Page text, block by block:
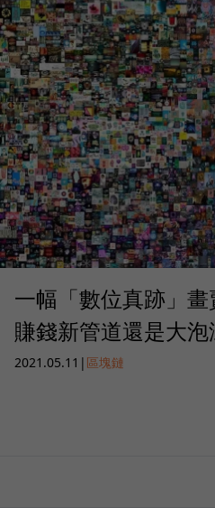
一幅「數位真跡」
賺錢新管道還是大泡
2021.05.11 | 區塊鏈